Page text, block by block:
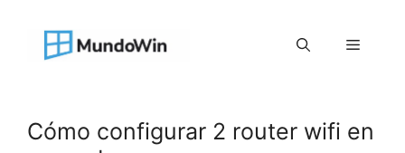
contenido
Menú
Cómo configurar 2 router wifi en